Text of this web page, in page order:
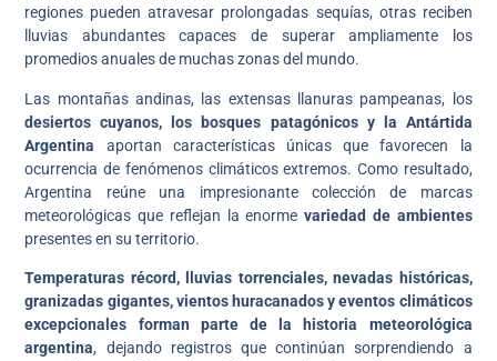
regiones pueden atravesar prolongadas sequías, otras reciben
lluvias abundantes capaces de superar ampliamente los
promedios anuales de muchas zonas del mundo.
Las montañas andinas, las extensas llanuras pampeanas, los
desiertos cuyanos, los bosques patagónicos y la Antártida
Argentina aportan características únicas que favorecen la
ocurrencia de fenómenos climáticos extremos. Como resultado,
Argentina reúne una impresionante colección de marcas
meteorológicas que reflejan la enorme variedad de ambientes
presentes en su territorio.
Temperaturas récord, lluvias torrenciales, nevadas históricas,
granizadas gigantes, vientos huracanados y eventos climáticos
excepcionales forman parte de la historia meteorológica
argentina, dejando registros que continúan sorprendiendo a